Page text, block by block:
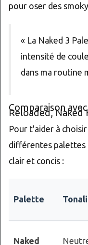
pour oser des
« La Naked 3
intensité de
dans ma routine
Comparaison
Reloaded, Naked
Pour t'aider à
différentes palettes
clair et concis :
Palette
Naked